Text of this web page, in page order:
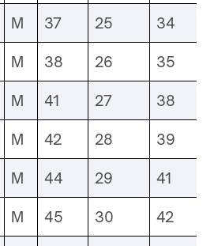
M 37 25 34
M 38 26 35
M 41 27 38
M 42 28 39
M 44 29 41
M 45 30 42